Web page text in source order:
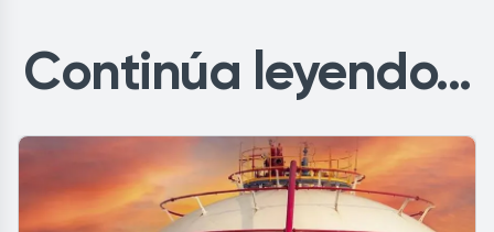
Continúa leyendo...